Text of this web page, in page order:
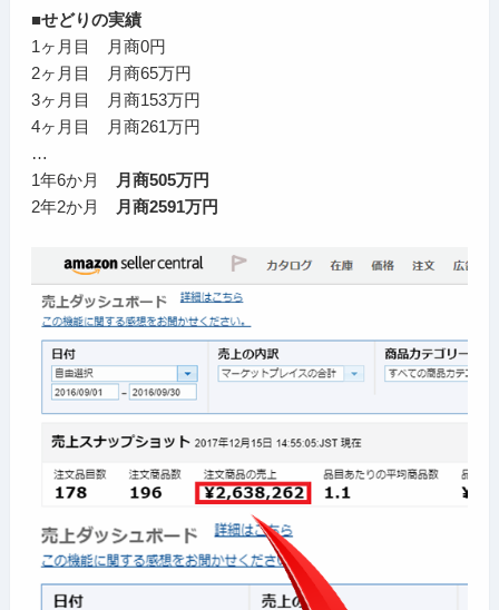
■せどりの実績
1ヶ月目 月商0円
2ヶ月目 月商65万円
3ヶ月目 月商153万円
4ヶ月目 月商261万円
…
1年6か月
月商505万円
2年2か月
月商2591万円